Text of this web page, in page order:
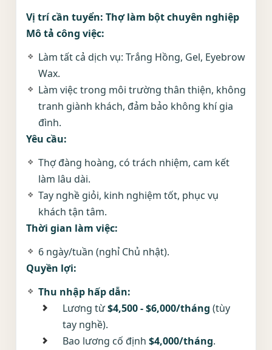
Vị trí cần tuyển: Thợ làm bột chuyên nghiệp
Mô tả công việc:
Làm tất cả dịch vụ: Trắng Hồng, Gel, Eyebrow
Wax.
Làm việc trong môi trường thân thiện, không
tranh giành khách, đảm bảo không khí gia
đình.
Yêu cầu:
Thợ đàng hoàng, có trách nhiệm, cam kết
làm lâu dài.
Tay nghề giỏi, kinh nghiệm tốt, phục vụ
khách tận tâm.
Thời gian làm việc:
6 ngày/tuần (nghỉ Chủ nhật).
Quyền lợi:
Thu nhập hấp dẫn:
Lương từ$4,500 - $6,000/tháng (tùy
tay nghề).
Bao lương cố định $4,000/tháng.